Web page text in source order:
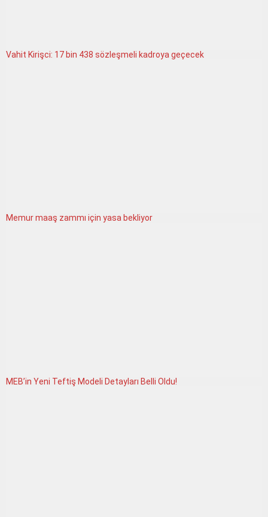
Vahit Kirişci: 17 bin 438 sözleşmeli kadroya geçecek
Memur maaş zammı için yasa bekliyor
MEB’in Yeni Teftiş Modeli Detayları Belli Oldu!